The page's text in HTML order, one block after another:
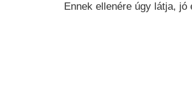
Ennek ellenére úgy látja,